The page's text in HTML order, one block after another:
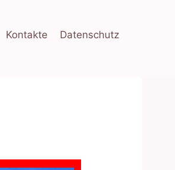
Kontakte Datenschutz